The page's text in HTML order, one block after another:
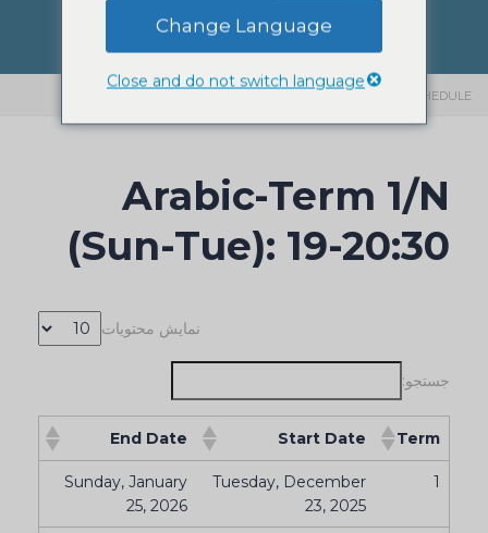
ARABIC COURSE SCHEDULE
Arabic-Term 1/N
(Sun-Tue): 19-20:30
نمایش محتویات
جستجو:
Term
Start Date
End Date
1
Tuesday, December
23, 2025
Sunday, January
25, 2026
Change Language
Close and do not switch language